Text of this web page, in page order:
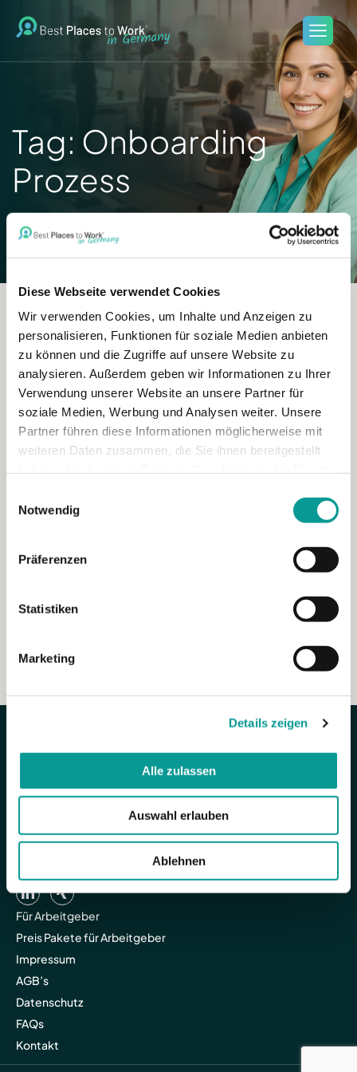
Diese Webseite verwendet Cookies
Wir verwenden Cookies, um Inhalte und Anzeigen zu
personalisieren, Funktionen für soziale Medien anbieten
zu können und die Zugriffe auf unsere Website zu
analysieren. Außerdem geben wir Informationen zu Ihrer
Verwendung unserer Website an unsere Partner für
soziale Medien, Werbung und Analysen weiter. Unsere
Partner führen diese Informationen möglicherweise mit
weiteren Daten zusammen, die Sie ihnen bereitgestellt
Notwendig
Präferenzen
Statistiken
Marketing
Details zeigen
Alle zulassen
Auswahl erlauben
Ablehnen
Tag: Onboarding
Prozess
HOME BLOG ONBOARDING PROZESS
Was ist Onboarding? Definition, Phasen
und warum es über Retention entscheidet
Onboarding ist der strukturierte Prozess, mit dem neue
Für Arbeitgeber
Preis Pakete für Arbeitgeber
Impressum
AGB’s
Datenschutz
FAQs
Kontakt